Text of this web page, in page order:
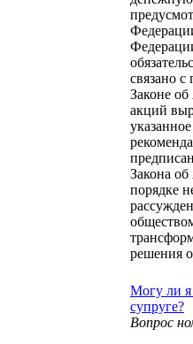
связано
Законе
акций
Закона
порядке
решения
Могу ли я
супруге?
Вопрос